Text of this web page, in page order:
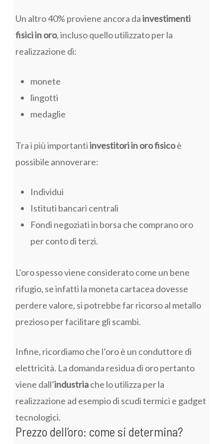
Un altro 40% proviene ancora dainvestimenti
fisici in oro, incluso quello utilizzato per la
realizzazione di:
monete
lingotti
medaglie
Tra i più importantiinvestitori in oro fisicoè
possibile annoverare:
Individui
Istituti bancari centrali
Fondi negoziati in borsa che comprano oro
per conto di terzi.
L’oro spesso viene considerato come un bene
rifugio, se infatti la moneta cartacea dovesse
perdere valore, si potrebbe far ricorso al metallo
prezioso per facilitare gli scambi.
Infine, ricordiamo che l’oro è un conduttore di
elettricità. La domanda residua di oro pertanto
viene dall’industriache lo utilizza per la
realizzazione ad esempio di scudi termici e gadget
tecnologici.
Prezzo dell’oro: come si determina?